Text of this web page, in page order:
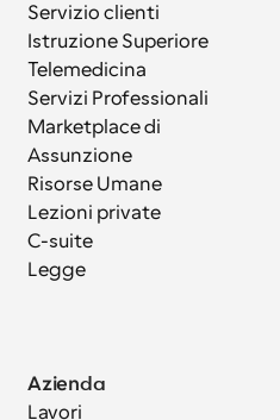
Servizio clienti
Istruzione Superiore
Telemedicina
Servizi Professionali
Marketplace di
Assunzione
Risorse Umane
Lezioni private
C-suite
Legge
Azienda
Lavori